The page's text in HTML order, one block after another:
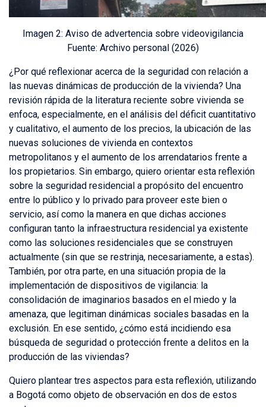
Imagen 2: Aviso de advertencia sobre videovigilancia
Fuente: Archivo personal (2026)
¿Por qué reflexionar acerca de la seguridad con relación a
las nuevas dinámicas de producción de la vivienda? Una
revisión rápida de la literatura reciente sobre vivienda se
enfoca, especialmente, en el análisis del déficit cuantitativo
y cualitativo, el aumento de los precios, la ubicación de las
nuevas soluciones de vivienda en contextos
metropolitanos y el aumento de los arrendatarios frente a
los propietarios. Sin embargo, quiero orientar esta reflexión
sobre la seguridad residencial a propósito del encuentro
entre lo público y lo privado para proveer este bien o
servicio, así como la manera en que dichas acciones
configuran tanto la infraestructura residencial ya existente
como las soluciones residenciales que se construyen
actualmente (sin que se restrinja, necesariamente, a estas).
También, por otra parte, en una situación propia de la
implementación de dispositivos de vigilancia: la
consolidación de imaginarios basados en el miedo y la
amenaza, que legitiman dinámicas sociales basadas en la
exclusión. En ese sentido, ¿cómo está incidiendo esa
búsqueda de seguridad o protección frente a delitos en la
producción de las viviendas?
Quiero plantear tres aspectos para esta reflexión, utilizando
a Bogotá como objeto de observación en dos de estos